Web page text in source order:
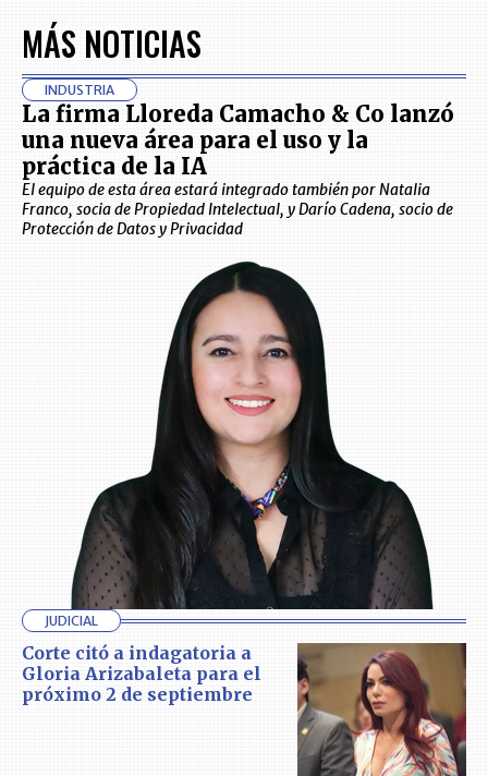
MÁS NOTICIAS
INDUSTRIA
La firma Lloreda Camacho & Co lanzó
una nueva área para el uso y la
práctica de la IA
El equipo de esta área estará integrado también por Natalia
Franco, socia de Propiedad Intelectual, y Darío Cadena, socio de
Protección de Datos y Privacidad
JUDICIAL
Corte citó a indagatoria a
Gloria Arizabaleta para el
próximo 2 de septiembre